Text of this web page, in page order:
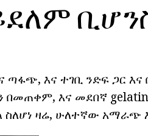
እና ተገቢ ንድፍ ጋር እና
በመጠቀም, እና መደበኛ
ስለሆነ ዛሬ, ሁለተኛው አማራጭ